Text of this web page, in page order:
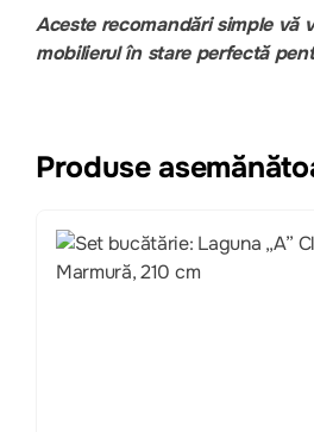
Aceste recomandări simple vă
mobilierul în stare perfectă
Produse